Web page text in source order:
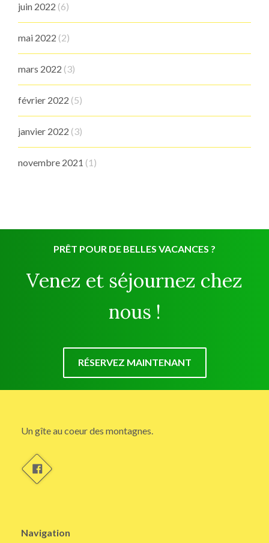
juin 2022 (6)
mai 2022 (2)
mars 2022 (3)
février 2022 (5)
janvier 2022 (3)
novembre 2021 (1)
PRÊT POUR DE BELLES VACANCES ?
Venez et séjournez chez
nous !
RÉSERVEZ MAINTENANT
Un gîte au coeur des montagnes.
Navigation